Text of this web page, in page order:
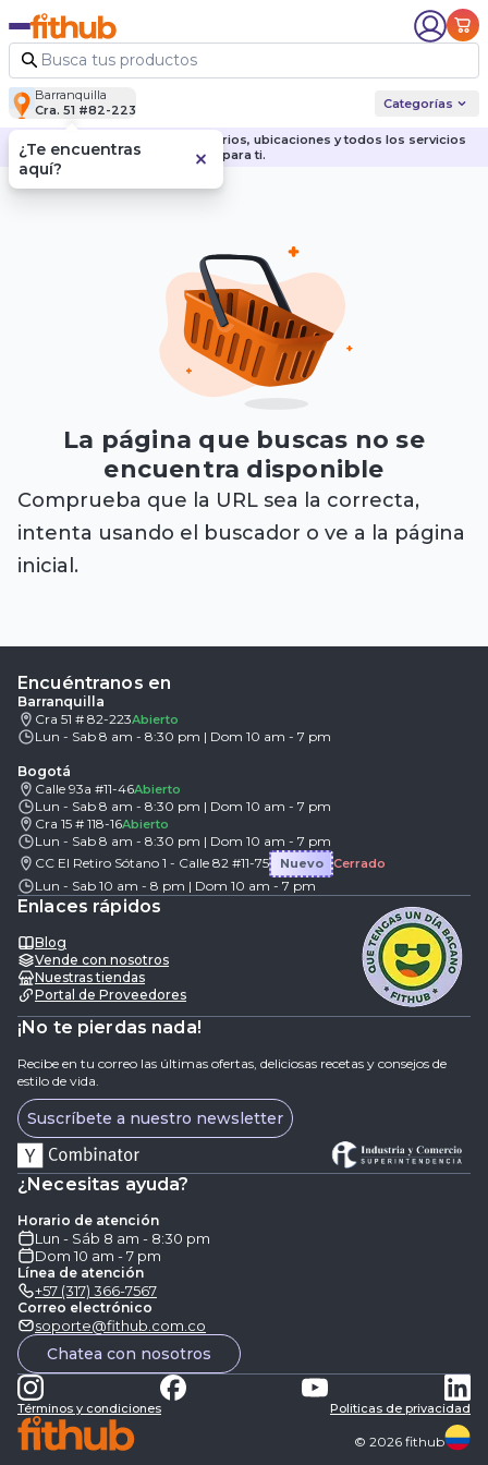
Barranquilla
Cra. 51 #82-223
Categorías
Descubre nuestras sedes, horarios, ubicaciones y todos los servicios
para ti.
La página que buscas no se
encuentra disponible
Comprueba que la URL sea la correcta,
intenta usando el buscador o ve a la página
inicial.
Encuéntranos en
Barranquilla
Cra 51 # 82-223Abierto
Lun - Sab 8 am - 8:30 pm | Dom 10 am - 7 pm
Bogotá
Calle 93a #11-46Abierto
Lun - Sab 8 am - 8:30 pm | Dom 10 am - 7 pm
Cra 15 # 118-16Abierto
Lun - Sab 8 am - 8:30 pm | Dom 10 am - 7 pm
CC El Retiro Sótano 1 - Calle 82 #11-75
Nuevo Cerrado
Lun - Sab 10 am - 8 pm | Dom 10 am - 7 pm
Enlaces rápidos
Blog
Vende con nosotros
Nuestras tiendas
Portal de Proveedores
¡No te pierdas nada!
Recibe en tu correo las últimas ofertas, deliciosas recetas y consejos de
estilo de vida.
Suscríbete a nuestro newsletter
¿Necesitas ayuda?
Horario de atención
Lun - Sáb 8 am - 8:30 pm
Dom 10 am - 7 pm
Línea de atención
+57 (317) 366-7567
Correo electrónico
soporte@fithub.com.co
Chatea con nosotros
Términos y condiciones Politicas de privacidad
© 2026 fithub
¿Te encuentras
aquí?